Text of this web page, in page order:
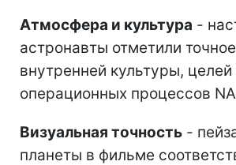
Атмосфера и культура -
астронавты отметили
внутренней культуры, целей
операционных процессов
Визуальная точность -
планеты в фильме